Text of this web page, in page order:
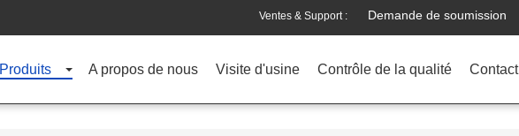
Ventes & Support : Demande de soumission
Produits A propos de nous Visite d'usine Contrôle de la qualité Contact